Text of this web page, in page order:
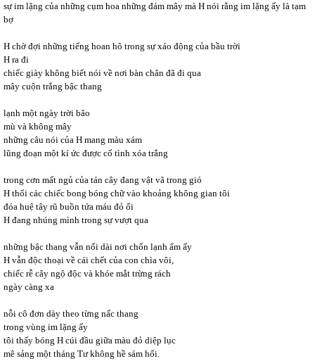
sự im lặng của những cụm hoa những đám mây mà H nói rằng im lặng ấy là tạm
bợ
H chờ đợi những tiếng hoan hô trong sự xáo động của bầu trời
H ra đi
chiếc giày không biết nói về nơi bàn chân đã đi qua
mây cuộn trắng bậc thang
lạnh một ngày trời bão
mù và không mây
những câu nói của H mang màu xám
lũng đoạn một kí ức được cố tình xóa trắng
trong cơn mất ngủ của tán cây đang vật vã trong gió
H thổi các chiếc bong bóng chữ vào khoảng không gian tôi
đóa huệ tây rũ buồn tứa máu đỏ ối
H đang nhúng mình trong sự vượt qua
những bậc thang vẫn nối dài nơi chốn lạnh ẩm ấy
H vẫn độc thoại về cái chết của con chìa vôi,
chiếc rễ cây ngộ độc và khóe mắt trừng rách
ngày càng xa
nỗi cô đơn dày theo từng nấc thang
trong vùng im lặng ấy
tôi thấy bóng H cúi đầu giữa màu đỏ diệp lục
mê sảng một tháng Tư không hề sám hối.